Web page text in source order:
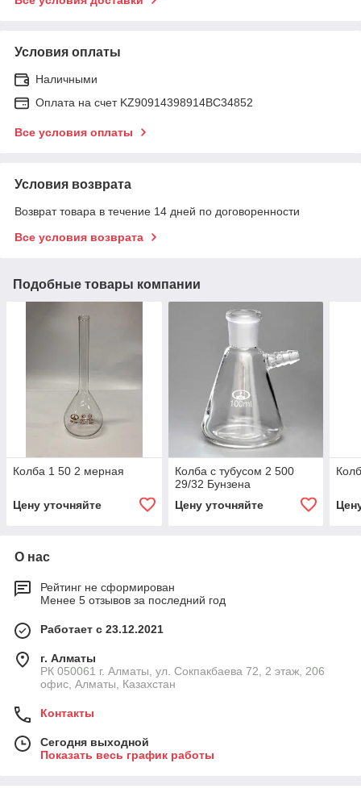
Условия оплаты
Наличными
Оплата на счет KZ90914398914ВС34852
Все условия оплаты
Условия возврата
Возврат товара в течение 14 дней по договоренности
Все условия возврата
Подобные товары компании
Колба 1 50 2 мерная
Цену уточняйте
Колба с тубусом 2 500
29/32 Бунзена
Цену уточняйте
О нас
Рейтинг не сформирован
Менее 5 отзывов за последний год
Работает с 23.12.2021
г. Алматы
РК 050061 г. Алматы, ул. Сокпакбаева 72, 2 этаж, 206
офис, Алматы, Казахстан
Контакты
Сегодня выходной
Показать весь график работы